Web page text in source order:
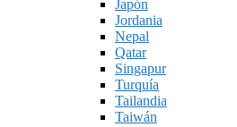
Japón
Jordania
Nepal
Qatar
Singapur
Turquía
Tailandia
Taiwán